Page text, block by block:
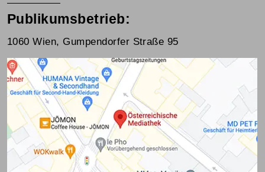
Publikumsbetrieb:
1060 Wien, Gumpendorfer Straße 95